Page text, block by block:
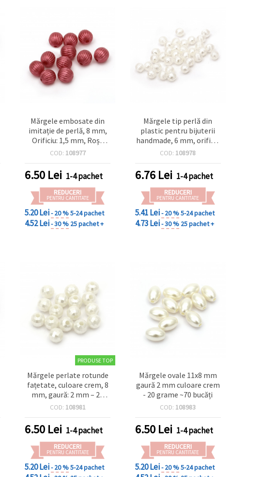
Mărgele embosate din
imitație de perlă, 8 mm,
Orificiu: 1,5 mm, Roșu
închis, 20 g (~75 buc.)
COD: 108977
6.50 Lei 1-4 pachet
REDUCERI
PENTRU CANTITATE
5.20 Lei- 20 %5-24 pachet
4.52 Lei- 30 % 25 pachet +
Mărgele tip perlă din
plastic pentru bijuterii
handmade, 6 mm, orificiu
1 mm, albe, 20 g (~190
COD: 108978
6.76Lei 1-4 pachet
REDUCERI
PENTRU CANTITATE
5.41 Lei- 20 %5-24 pachet
4.73 Lei- 30 % 25 pachet +
PRODUSE TOP
Mărgele perlate rotunde
fațetate, culoare crem, 8
mm, gaură: 2 mm – 20
grame (~90 buc.)
COD: 108981
6.50 Lei 1-4 pachet
REDUCERI
PENTRU CANTITATE
5.20 Lei- 20 %5-24 pachet
Mărgele ovale 11x8 mm
gaură 2 mm culoare crem
- 20 grame ~70 bucăți
COD: 108983
6.50Lei 1-4 pachet
REDUCERI
PENTRU CANTITATE
5.20 Lei- 20 %5-24 pachet